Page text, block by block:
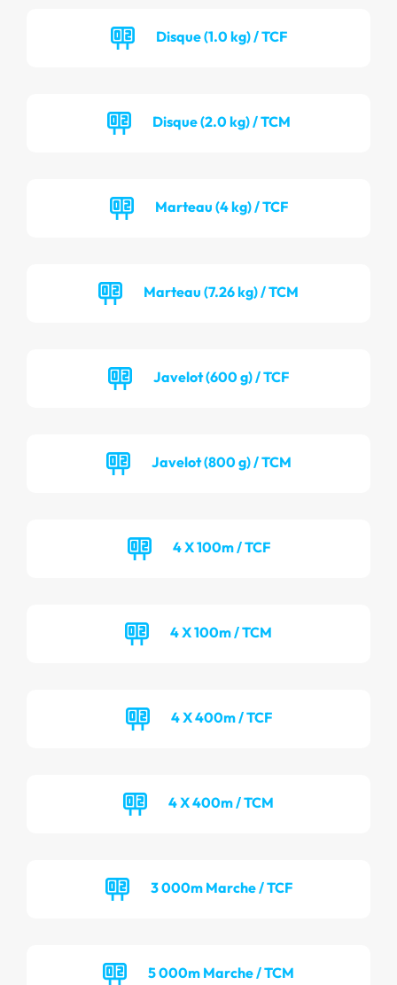
Disque (1.0 kg) / TCF
Disque (2.0 kg) / TCM
Marteau (4 kg) / TCF
Marteau (7.26 kg) / TCM
Javelot (600 g) / TCF
Javelot (800 g) / TCM
4 X 100m / TCF
4 X 100m / TCM
4 X 400m / TCF
4 X 400m / TCM
3 000m Marche / TCF
5 000m Marche / TCM